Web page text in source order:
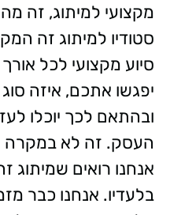
מקצועי למיתוג, זה
סטודיו למיתוג זה
סיוע מקצועי לכל
יפגשו אתכם, איזה
ובהתאם לכך יוכלו
העסק. זה לא במקרה
אנחנו רואים
בלעדיו. אנחנו כבר